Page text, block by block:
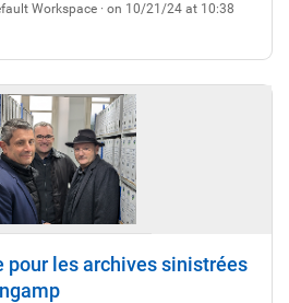
Workspace · on 10/21/24 at 10:38
pour les archives sinistrées